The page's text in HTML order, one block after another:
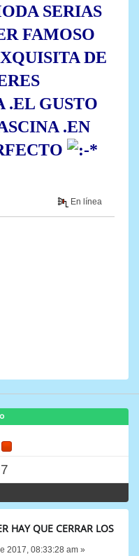
SERIAS
FAMOSO
DE
.EL GUSTO
.EN
En línea
HAY QUE CERRAR LOS
2017, 08:33:28 am »